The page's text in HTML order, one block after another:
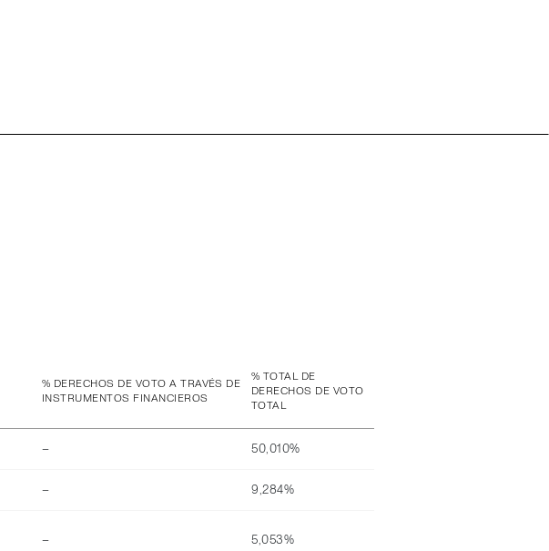
% DERECHOS DE VOTO A TRAVÉS DE
INSTRUMENTOS FINANCIEROS
% TOTAL DE
DERECHOS DE VOTO
TOTAL
– 50,010%
– 9,284%
– 5,053%